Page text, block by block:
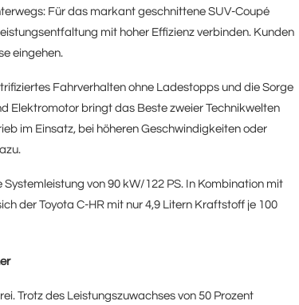
Für das markant geschnittene SUV-Coupé
mit hoher Effizienz verbinden. Kunden
eingehen.
Fahrverhalten ohne Ladestopps und die Sorge
Elektromotor bringt das Beste zweier Technikwelten
im Einsatz, bei höheren Geschwindigkeiten oder
von 90 kW/122 PS. In Kombination mit
der Toyota C-HR mit nur 4,9 Litern Kraftstoff je 100
Trotz des Leistungszuwachses von 50 Prozent